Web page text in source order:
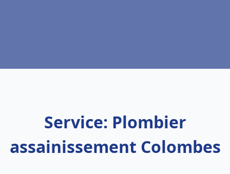
Service: Plombier
assainissement Colombes